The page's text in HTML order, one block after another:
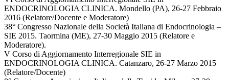
ENDOCRINOLOGIA CLINICA. Mondello (PA), 26-27 Febbraio
2016 (Relatore/Docente e Moderatore)
38° Congresso Nazionale della Società Italiana di Endocrinologia –
SIE 2015. Taormina (ME), 27-30 Maggio 2015 (Relatore e
Moderatore).
V Corso di Aggiornamento Interregionale SIE in
ENDOCRINOLOGIA CLINICA. Catanzaro, 26-27 Marzo 2015
(Relatore/Docente)